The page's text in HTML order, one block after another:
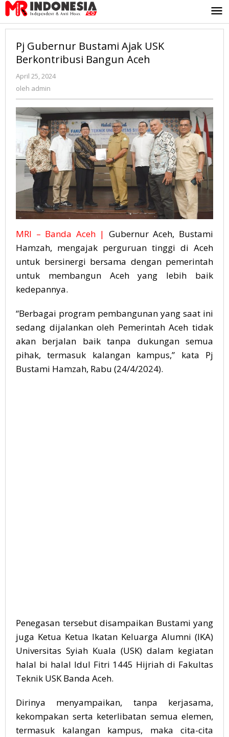
Lewati
ke
konten
Pj Gubernur Bustami Ajak USK
Berkontribusi Bangun Aceh
April 25, 2024
oleh admin
MRI – Banda Aceh | Gubernur Aceh, Bustami
Hamzah, mengajak perguruan tinggi di Aceh
untuk bersinergi bersama dengan pemerintah
untuk membangun Aceh yang lebih baik
kedepannya.
“Berbagai program pembangunan yang saat ini
sedang dijalankan oleh Pemerintah Aceh tidak
akan berjalan baik tanpa dukungan semua
pihak, termasuk kalangan kampus,” kata Pj
Bustami Hamzah, Rabu (24/4/2024).
Penegasan tersebut disampaikan Bustami yang
juga Ketua Ketua Ikatan Keluarga Alumni (IKA)
Universitas Syiah Kuala (USK) dalam kegiatan
halal bi halal Idul Fitri 1445 Hijriah di Fakultas
Teknik USK Banda Aceh.
Dirinya menyampaikan, tanpa kerjasama,
kekompakan serta keterlibatan semua elemen,
termasuk kalangan kampus, maka cita-cita